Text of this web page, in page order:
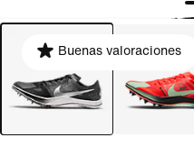
Buenas valoraciones